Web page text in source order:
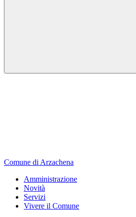
Comune di Arzachena
Amministrazione
Novità
Servizi
Vivere il Comune